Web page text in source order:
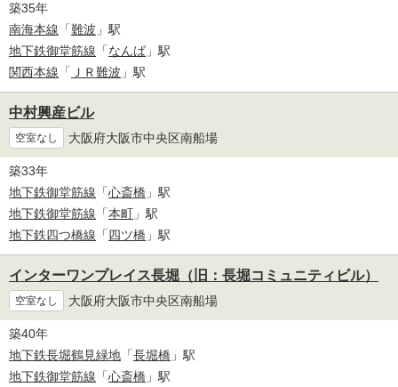
築35年
南海本線 「難波 」駅
地下鉄御堂筋線 「なんば 」駅
関西本線 「 ＪＲ難波 」駅
中村興産ビル
空室なし 大阪府大阪市中央区南船場
築33年
地下鉄御堂筋線 「心斎橋 」駅
地下鉄御堂筋線 「本町 」駅
地下鉄四つ橋線 「四ツ橋 」駅
インターワンプレイス長堀（旧：長堀コミュニティビル）
空室なし 大阪府大阪市中央区南船場
築40年
地下鉄長堀鶴見緑地 「長堀橋 」駅
地下鉄御堂筋線 「心斎橋 」駅